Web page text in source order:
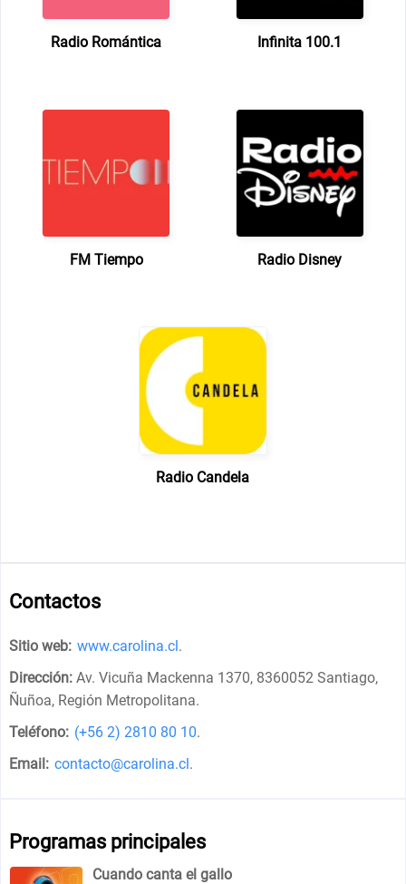
Radio Romántica Infinita 100.1
FM Tiempo Radio Disney
Radio Candela
Contactos
Sitio web: www.carolina.cl.
Dirección: Av. Vicuña Mackenna 1370, 8360052 Santiago,
Ñuñoa, Región Metropolitana.
Teléfono: (+56 2) 2810 80 10.
Email: contacto@carolina.cl.
Programas principales
Cuando canta el gallo